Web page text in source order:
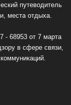
путеводитель
места отдыха.
68953 от 7 марта
в сфере связи,